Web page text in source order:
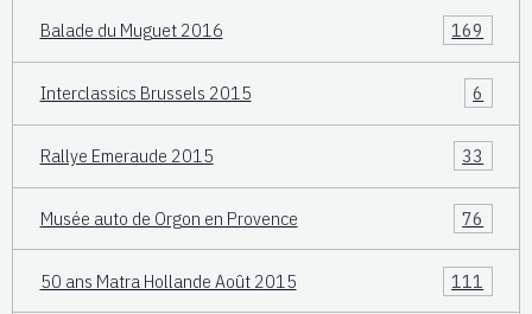
Balade du Muguet 2016 169
Interclassics Brussels 2015 6
Rallye Emeraude 2015 33
Musée auto de Orgon en Provence 76
50 ans Matra Hollande Août 2015 111